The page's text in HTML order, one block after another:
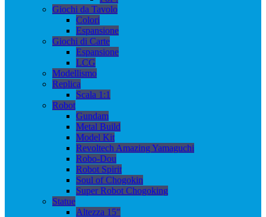
Giochi da Tavolo
Colori
Espansione
Giochi di Carte
Espansione
LCG
Modellismo
Replica
Scala 1:1
Robot
Gundam
Metal Build
Model Kit
Revoltech Amazing Yamaguchi
Robo-Dou
Robot Spirit
Soul of Chogokin
Super Robot Chogoking
Statue
Altezza 15″